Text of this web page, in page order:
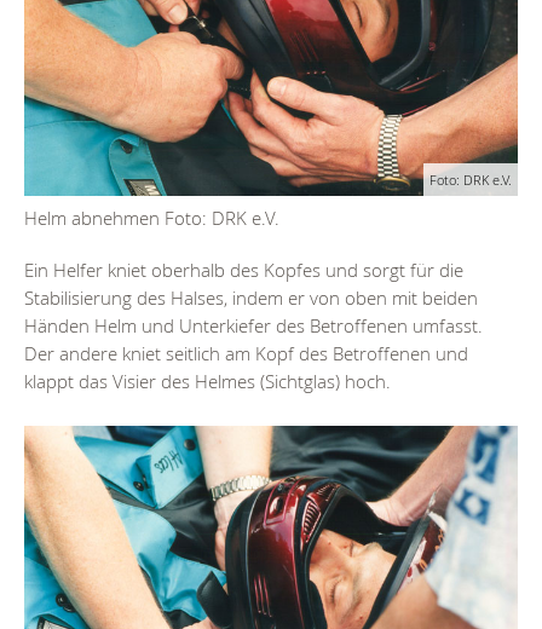
Foto: DRK e.V.
Helm abnehmen Foto: DRK e.V.
Ein Helfer kniet oberhalb des Kopfes und sorgt für die
Stabilisierung des Halses, indem er von oben mit beiden
Händen Helm und Unterkiefer des Betroffenen umfasst.
Der andere kniet seitlich am Kopf des Betroffenen und
klappt das Visier des Helmes (Sichtglas) hoch.